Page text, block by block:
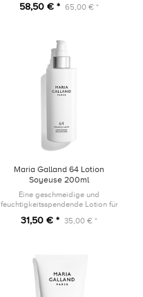
spenden Feuchtigkeit, beruhigen,
58,50 € * 65,00 € *
Maria Galland 64 Lotion
Soyeuse 200ml
Eine geschmeidige und
feuchtigkeitsspendende Lotion für
Ökosystem der Haut, spendet
31,50 € * 35,00 € *